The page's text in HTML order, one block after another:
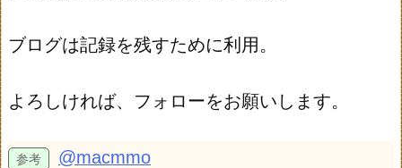
ブログは記録を残すために利用。
よろしければ、フォローをお願いします。
@macmmo